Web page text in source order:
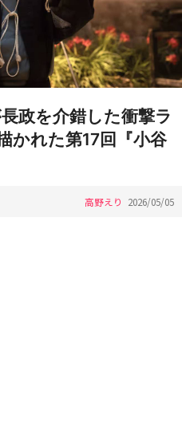
政を介錯した衝撃ラ
かれた第17回『小谷
高野えり 2026/05/05